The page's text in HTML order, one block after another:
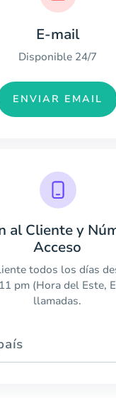
E-mail
Disponible 24/7
ENVIAR EMAIL
al Cliente y
Acceso
todos los días
pm (Hora del Este,
llamadas.